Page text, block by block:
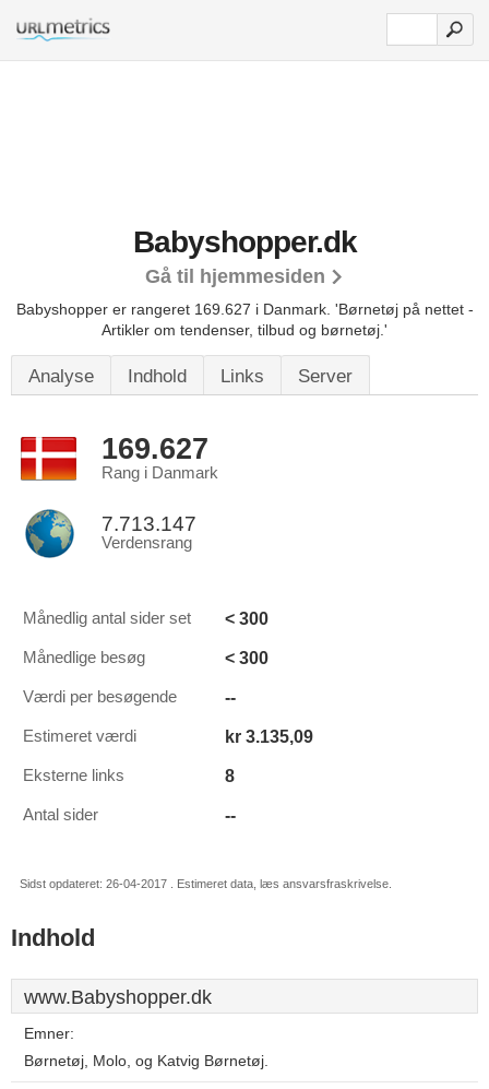
Babyshopper.dk
Gå til hjemmesiden
Babyshopper er rangeret 169.627 i Danmark. 'Børnetøj på nettet -
Artikler om tendenser, tilbud og børnetøj.'
Analyse Indhold Links Server
169.627
Rang i Danmark
7.713.147
Verdensrang
Månedlig antal sider set < 300
Månedlige besøg < 300
Værdi per besøgende --
Estimeret værdi kr 3.135,09
Eksterne links 8
Antal sider --
Sidst opdateret: 26-04-2017 . Estimeret data, læs ansvarsfraskrivelse.
Indhold
www.Babyshopper.dk
Emner:
Børnetøj, Molo, og Katvig Børnetøj.